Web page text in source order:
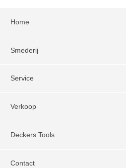
Home
Smederij
Service
Verkoop
Deckers Tools
Contact